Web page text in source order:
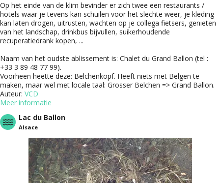
Op het einde van de klim bevinder er zich twee een restaurants /
hotels waar je tevens kan schuilen voor het slechte weer, je kleding
kan laten drogen, uitrusten, wachten op je collega fietsers, genieten
van het landschap, drinkbus bijvullen, suikerhoudende
recuperatiedrank kopen, ...
Naam van het oudste ablissement is: Chalet du Grand Ballon (tel :
+33 3 89 48 77 99).
Voorheen heette deze: Belchenkopf. Heeft niets met Belgen te
maken, maar wel met locale taal: Grosser Belchen => Grand Ballon.
Auteur: VCD
Meer informatie
Lac du Ballon
Alsace